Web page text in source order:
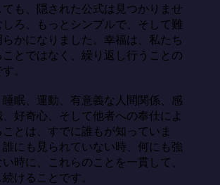
も、隠された公式は見つかりませ
ろ、もっとシンプルで、そして難
らかになりました。幸福は、私たち
とではなく、繰り返し行うことの
。
睡眠、運動、有意義な人間関係、感
好奇心、そして他者への奉仕によ
とは、すでに誰もが知っていま
にも見られていない時、何にも強
時に、これらのことを一貫して、
けることです。